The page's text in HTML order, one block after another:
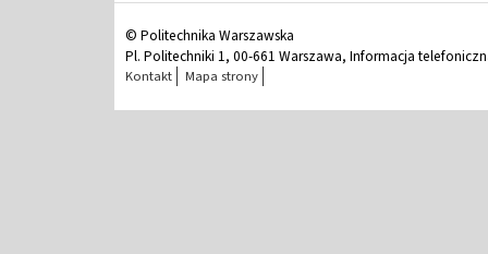
© Politechnika Warszawska
Pl. Politechniki 1, 00-661 Warszawa, Informacja
Kontakt Mapa strony